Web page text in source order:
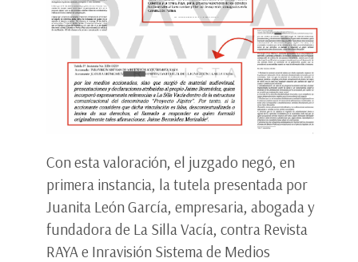
Con esta valoración, el juzgado negó, en
primera instancia, la tutela presentada por
Juanita León García, empresaria, abogada y
fundadora de La Silla Vacía, contra Revista
RAYA e Inravisión Sistema de Medios